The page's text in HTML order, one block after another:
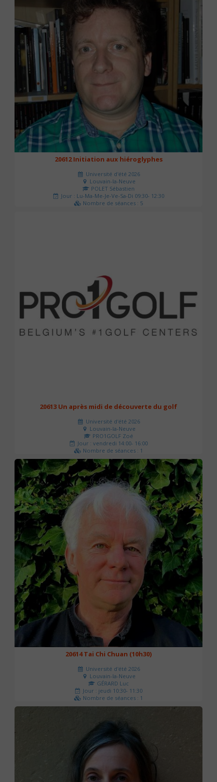
20612 Initiation aux hiéroglyphes
Université d'été 2026
Louvain-la-Neuve
POLET Sébastien
Jour : Lu-Ma-Me-Je-Ve-Sa-Di 09:30- 12:30
Nombre de séances : 5
20613 Un après midi de découverte du golf
Université d'été 2026
Louvain-la-Neuve
PRO1GOLF Zoé
Jour : vendredi 14:00- 16:00
Nombre de séances : 1
45 €
20614 Tai Chi Chuan (10h30)
Université d'été 2026
Louvain-la-Neuve
GÉRARD Luc
Jour : jeudi 10:30- 11:30
Nombre de séances : 1
0 €